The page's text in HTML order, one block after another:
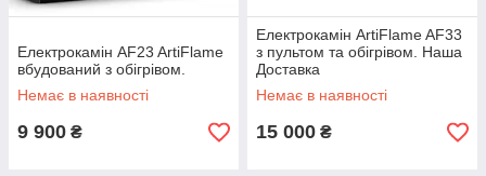
Електрокамін AF23 ArtiFlame
вбудований з обігрівом.
Немає в наявності
9 900 ₴
Електрокамін ArtiFlame AF33
з пультом та обігрівом. Наша
Доставка
Немає в наявності
15 000 ₴